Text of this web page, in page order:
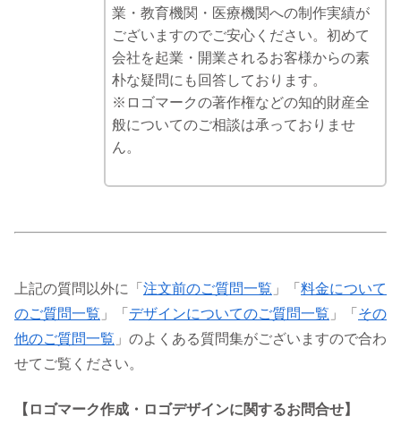
業・教育機関・医療機関への制作実績が
ございますのでご安心ください。初めて
会社を起業・開業されるお客様からの素
朴な疑問にも回答しております。
※ロゴマークの著作権などの知的財産全
般についてのご相談は承っておりませ
ん。
上記の質問以外に「 注文前のご質問一覧 」「 料金について
のご質問一覧 」「 デザインについてのご質問一覧 」「 その
他のご質問一覧 」のよくある質問集がございますので合わ
せてご覧ください。
【ロゴマーク作成・ロゴデザインに関するお問合せ】